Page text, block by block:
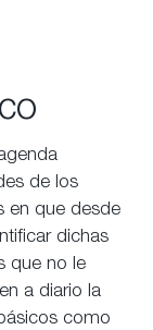
de los
en que desde
dichas
que no le
a diario la
como